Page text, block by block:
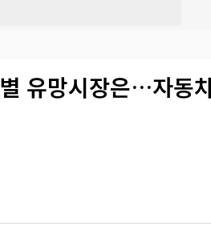
유망시장은…자동